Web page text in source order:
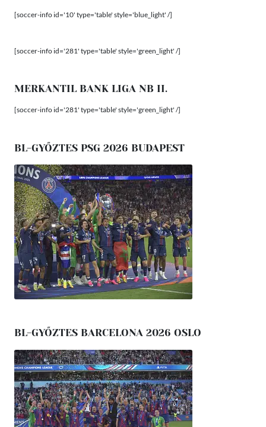
[soccer-info id='10' type='table' style='blue_light' /]
[soccer-info id='281' type='table' style='green_light' /]
MERKANTIL BANK LIGA NB II.
[soccer-info id='281' type='table' style='green_light' /]
BL-GYŐZTES PSG 2026 BUDAPEST
BL-GYŐZTES BARCELONA 2026 OSLO